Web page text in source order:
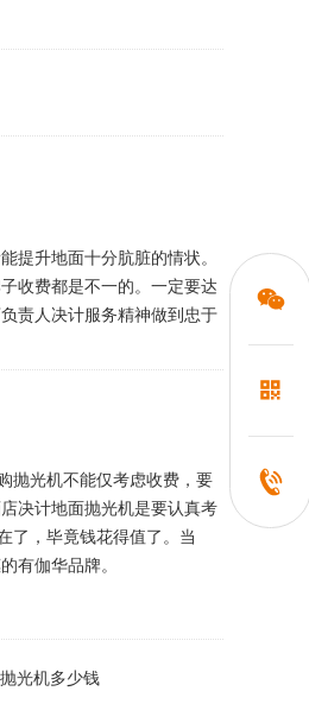
提升地面十分肮脏的情状。
收费都是不一的。一定要达
责人决计服务精神做到忠于
抛光机不能仅考虑收费，要
决计地面抛光机是要认真考
了，毕竟钱花得值了。当
有伽华品牌。
光机多少钱